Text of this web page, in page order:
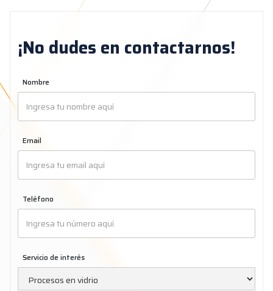
¡No dudes en contactarnos!
Nombre
Email
Teléfono
Servicio de interés